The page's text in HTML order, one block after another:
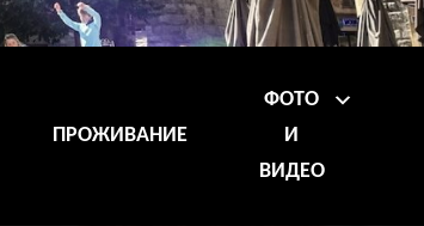
ПРОЖИВАНИЕ
ФОТО
И
ВИДЕО